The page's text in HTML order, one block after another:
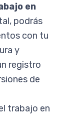
en
podrás
con tu
y
registro
de
trabajo en